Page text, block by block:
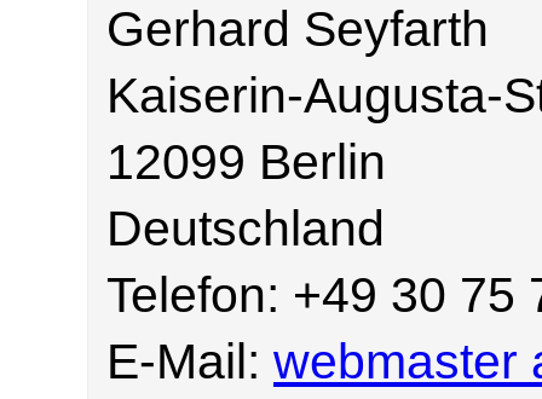
Gerhard Seyfarth
Kaiserin-Augusta-
12099 Berlin
Deutschland
Telefon: +49 30 75
E-Mail: webmaster